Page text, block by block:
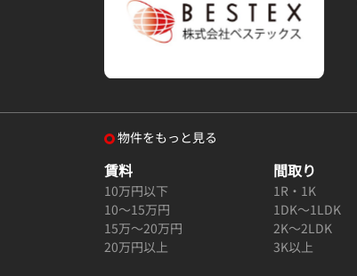
物件をもっと見る
賃料
10万円以下
10～15万円
15万～20万円
20万円以上
間取り
1R・1K
1DK～1LDK
2K～2LDK
3K以上